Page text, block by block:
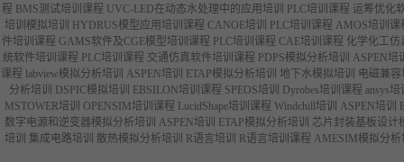
程 BMS测试培训课程 UVC-LED在动态水处理中的应用培训 PLC培训课程 运筹优化
培训模拟培训
HYDRUS模型应用培训课程 CANOE培训 PLC培训课程 AMOS培训课
件培训课程 GAMS软件及CGE模型培训课程 PLC培训课程 CAE培训课程 化学化工仿
统软件培训课程 PLC培训课程 交通仿真软件培训课程 PDPS模拟分析培训
ASPEN培
课程 labview模拟分析培训 ASPEN培训 ETAP模拟分析培训 地下水模拟培训
电磁兼
分析培训
DSPIC模拟培训 EBSILON培训课程 SPEOS培训 Dyrobes培训课程 ansys
MSTOWER培训
OPENSIM培训课程 LucidShape培训课程 Windchill培训 ASPEN培训
数字电源和逆变器模拟分析培训
ASPEN培训 ETAP模拟分析培训
芯片封装基板设计
培训
集成电路培训 散热模拟分析培训 R语言培训 R语言培训课程 AMESIM模拟分析